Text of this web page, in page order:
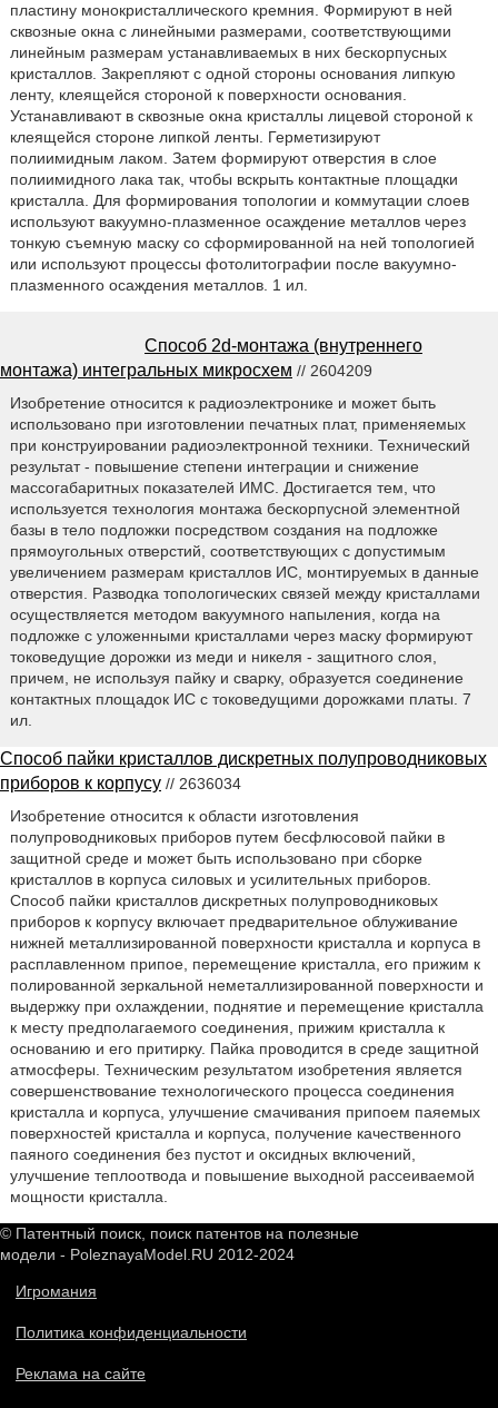
пластину монокристаллического кремния. Формируют в ней
сквозные окна с линейными размерами, соответствующими
линейным размерам устанавливаемых в них бескорпусных
кристаллов. Закрепляют с одной стороны основания липкую
ленту, клеящейся стороной к поверхности основания.
Устанавливают в сквозные окна кристаллы лицевой стороной к
клеящейся стороне липкой ленты. Герметизируют
полиимидным лаком. Затем формируют отверстия в слое
полиимидного лака так, чтобы вскрыть контактные площадки
кристалла. Для формирования топологии и коммутации слоев
используют вакуумно-плазменное осаждение металлов через
тонкую съемную маску со сформированной на ней топологией
или используют процессы фотолитографии после вакуумно-
плазменного осаждения металлов. 1 ил.
Способ 2d-монтажа (внутреннего
монтажа) интегральных микросхем // 2604209
Изобретение относится к радиоэлектронике и может быть
использовано при изготовлении печатных плат, применяемых
при конструировании радиоэлектронной техники. Технический
результат - повышение степени интеграции и снижение
массогабаритных показателей ИМС. Достигается тем, что
используется технология монтажа бескорпусной элементной
базы в тело подложки посредством создания на подложке
прямоугольных отверстий, соответствующих с допустимым
увеличением размерам кристаллов ИС, монтируемых в данные
отверстия. Разводка топологических связей между кристаллами
осуществляется методом вакуумного напыления, когда на
подложке с уложенными кристаллами через маску формируют
токоведущие дорожки из меди и никеля - защитного слоя,
причем, не используя пайку и сварку, образуется соединение
контактных площадок ИС с токоведущими дорожками платы. 7
ил.
Способ пайки кристаллов дискретных полупроводниковых
приборов к корпусу // 2636034
Изобретение относится к области изготовления
полупроводниковых приборов путем бесфлюсовой пайки в
защитной среде и может быть использовано при сборке
кристаллов в корпуса силовых и усилительных приборов.
Способ пайки кристаллов дискретных полупроводниковых
приборов к корпусу включает предварительное облуживание
нижней металлизированной поверхности кристалла и корпуса в
расплавленном припое, перемещение кристалла, его прижим к
полированной зеркальной неметаллизированной поверхности и
выдержку при охлаждении, поднятие и перемещение кристалла
к месту предполагаемого соединения, прижим кристалла к
основанию и его притирку. Пайка проводится в среде защитной
атмосферы. Техническим результатом изобретения является
совершенствование технологического процесса соединения
кристалла и корпуса, улучшение смачивания припоем паяемых
поверхностей кристалла и корпуса, получение качественного
паяного соединения без пустот и оксидных включений,
улучшение теплоотвода и повышение выходной рассеиваемой
мощности кристалла.
© Патентный поиск, поиск патентов на полезные
модели - PoleznayaModel.RU 2012-2024
Игромания
Политика конфиденциальности
Реклама на сайте